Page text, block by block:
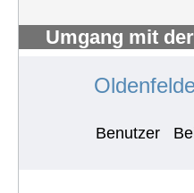
Umgang mit
Benutzer